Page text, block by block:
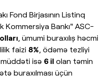
Fond Birjasının Listinq
Kommersiya Bankı" ASC-
, ümumi buraxılış həcmi
faizi 8%, ödəmə tezliyi
isə 6 il olan təmin
buraxılması üçün